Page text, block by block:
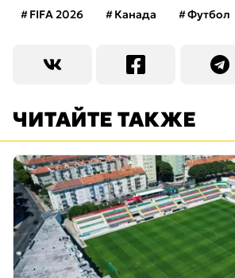
FIFA 2026 Канада Футбол
ЧИТАЙТЕ ТАКЖЕ